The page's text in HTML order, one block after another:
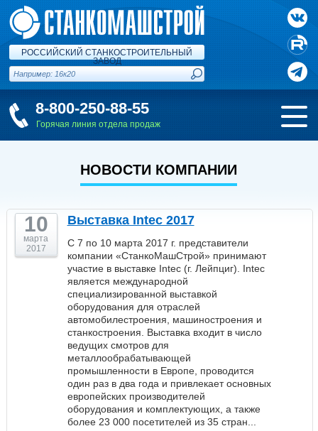
РОССИЙСКИЙ СТАНКОСТРОИТЕЛЬНЫЙ
ЗАВОД
8-800-250-88-55
Горячая линия отдела продаж
НОВОСТИ КОМПАНИИ
10
марта
2017
Выставка Intec 2017
С 7 по 10 марта 2017 г. представители
компании «СтанкоМашСтрой» принимают
участие в выставке Intec (г. Лейпциг). Intec
является международной
специализированной выставкой
оборудования для отраслей
автомобилестроения, машиностроения и
станкостроения. Выставка входит в число
ведущих смотров для
металлообрабатывающей
промышленности в Европе, проводится
один раз в два года и привлекает основных
европейских производителей
оборудования и комплектующих, а также
более 23 000 посетителей из 35 стран...